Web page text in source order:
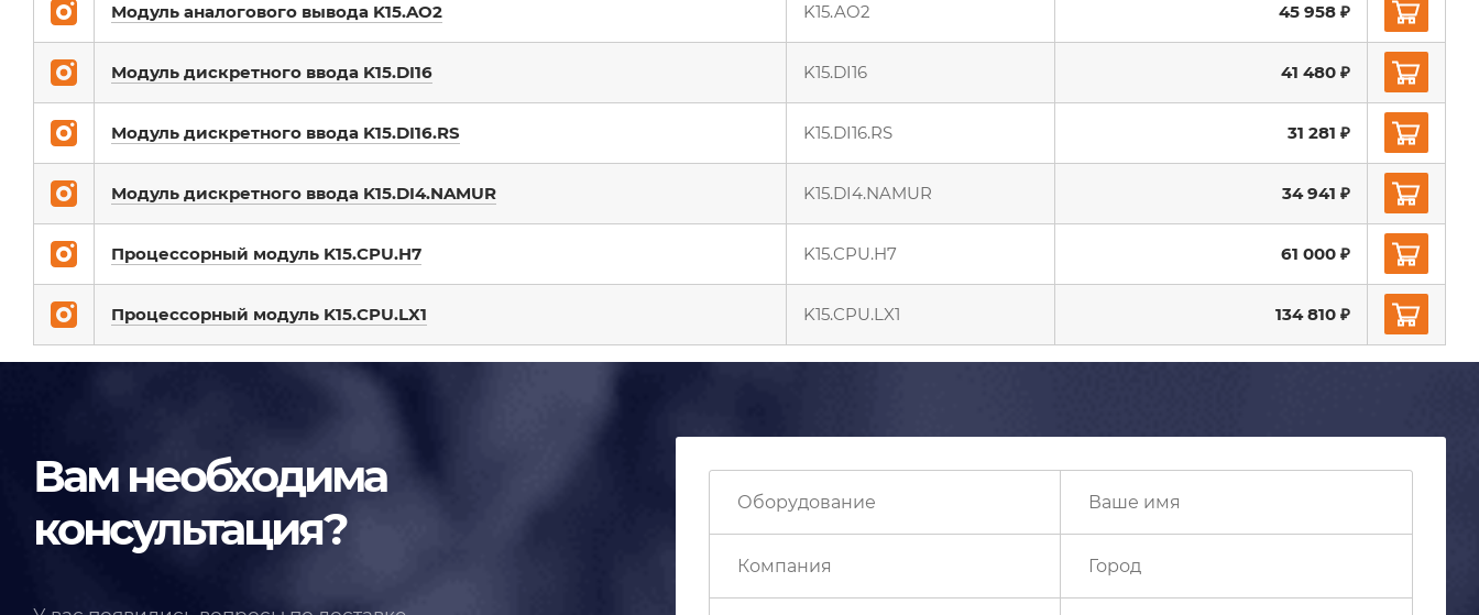
Модуль аналогового вывода K15.AO2 K15.AO2 45 958 ₽
Модуль дискретного ввода K15.DI16 K15.DI16 41 480 ₽
Модуль дискретного ввода K15.DI16.RS K15.DI16.RS 31 281 ₽
Модуль дискретного ввода K15.DI4.NAMUR K15.DI4.NAMUR 34 941 ₽
Процессорный модуль K15.CPU.H7 K15.CPU.H7 61 000 ₽
Процессорный модуль K15.CPU.LX1 K15.CPU.LX1 134 810 ₽
Вам необходима
консультация?